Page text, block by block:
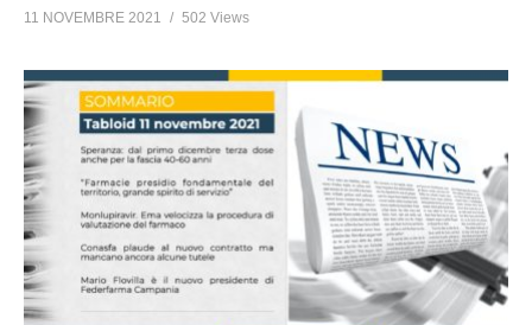
11 NOVEMBRE 2021 502 Views